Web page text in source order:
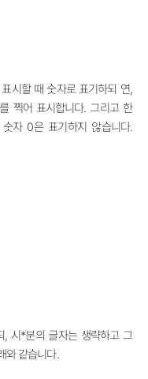
시할 때 숫자로 표기하되 연,
찍어 표시합니다. 그리고 한
자 0은 표기하지 않습니다.
, 시*분의 글자는 생략하고 그
와 같습니다.